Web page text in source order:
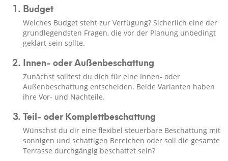
Budget
Welches Budget steht zur Verfügung? Sicherlich eine der
grundlegendsten Fragen, die vor der Planung unbedingt
geklärt sein sollte.
Innen- oder Außenbeschattung
Zunächst solltest du dich für eine Innen- oder
Außenbeschattung entscheiden. Beide Varianten haben
ihre Vor- und Nachteile.
Teil- oder Komplettbeschattung
Wünschst du dir eine flexibel steuerbare Beschattung mit
sonnigen und schattigen Bereichen oder soll die gesamte
Terrasse durchgängig beschattet sein?